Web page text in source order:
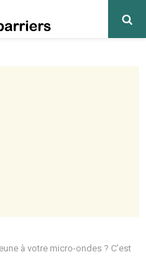
à votre micro-ondes ? C’est